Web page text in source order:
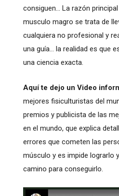
consiguen… La razón
musculo magro se trata de
cualquiera no profesional y
una guía… la realidad es que
una ciencia exacta.
Aquí te dejo un Video
mejores fisiculturistas del
premios y publicista de las
en el mundo, que explica
errores que cometen las
músculo y es impide lograrlo
camino para conseguirlo.